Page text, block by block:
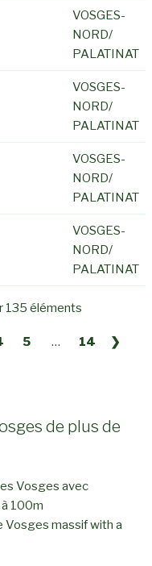
VOSGES-
NORD/
PALATINAT
VOSGES-
NORD/
PALATINAT
VOSGES-
NORD/
PALATINAT
VOSGES-
NORD/
PALATINAT
135 éléments
5 … 14 ❯
de plus de
Vosges avec
100m
Vosges massif with a